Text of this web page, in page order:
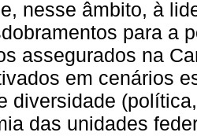
nesse âmbito, à
para a
assegurados na
em cenários
diversidade
das unidades